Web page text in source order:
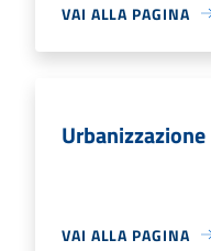
VAI ALLA PAGINA
Urbanizzazione
VAI ALLA PAGINA